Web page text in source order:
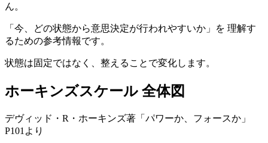
ん。
「今、どの状態から意思決定が行われやすいか」を 理解す
るための参考情報です。
状態は固定ではなく、整えることで変化します。
ホーキンズスケール 全体図
デヴィッド・R・ホーキンズ著「パワーか、フォースか」
P101より